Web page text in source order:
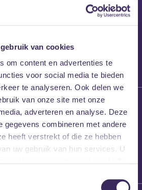
van cookies
om content en advertenties te
voor social media te bieden
te analyseren. Ook delen we
van onze site met onze
adverteren en analyse. Deze
gegevens combineren met andere
heeft verstrekt of die ze hebben
uw gebruik van hun services. U
28 april 2026
Aanmeldingen
2026 geopend met
voor producers
15 april 2026
Sound of Europe
en MEZZ slaan
handen ineen